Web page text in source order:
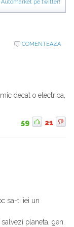
Automarket pe twitter!
COMENTEAZA
decat o electrica,
59 21
sa-ti iei un
planeta, gen.